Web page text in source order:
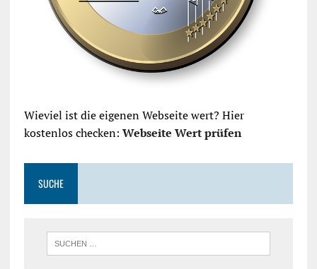
Wieviel ist die eigenen Webseite wert? Hier
kostenlos checken: Webseite Wert prüfen
SUCHE